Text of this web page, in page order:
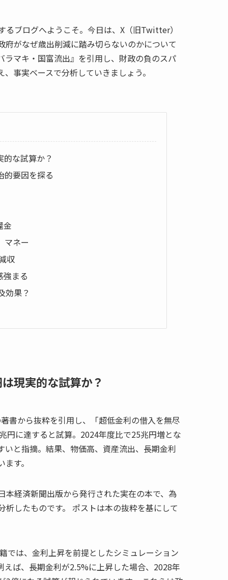
ブログへようこそ。今日は、X（旧Twitter）
がなぜ歳出削減に踏み切らないのかについて
マキ・国富流出』を引用し、財政の負のスパ
事実ベースで分析していきましょう。
な試算か？
的要因を探る
金
マネー
収
強まる
効果？
現実的な試算か？
書から抜粋を引用し、「超低金利の借入を無尽
円に達すると試算。2024年度比で25兆円増とな
と指摘。結果、物価高、資産流出、長期金利
す。
経済新聞出版から発行された実在の本で、為
したものです。 ポストは本の抜粋を基にして
では、金利上昇を前提としたシミュレーション
ば、長期金利が2.5%に上昇した場合、2028年